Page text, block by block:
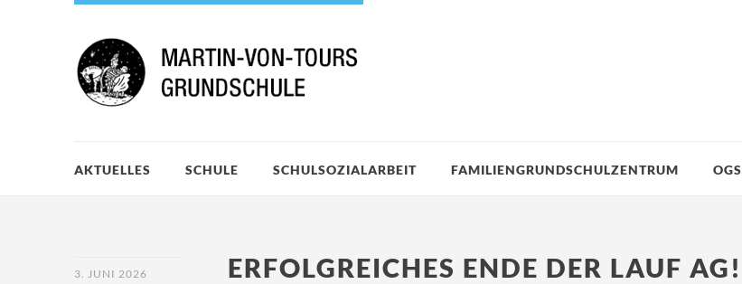
AKTUELLES SCHULE SCHULSOZIALARBEIT FAMILIENGRUNDSCHULZENTRUM OGS
3. JUNI 2026 ERFOLGREICHES ENDE DER LAUF AG!